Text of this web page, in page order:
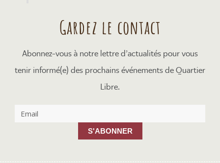
Gardez le contact
Abonnez-vous à notre lettre d’actualités pour vous
tenir informé(e) des prochains événements de Quartier
Libre.
S'ABONNER